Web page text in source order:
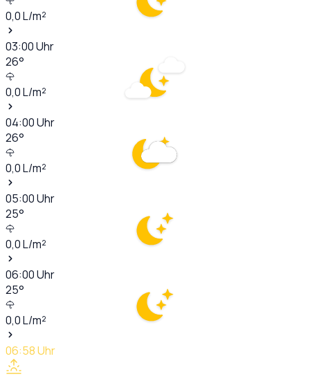
0,0L/m²
03:00Uhr
26°
0,0L/m²
04:00Uhr
26°
0,0L/m²
05:00Uhr
25°
0,0L/m²
06:00Uhr
25°
0,0L/m²
06:58Uhr